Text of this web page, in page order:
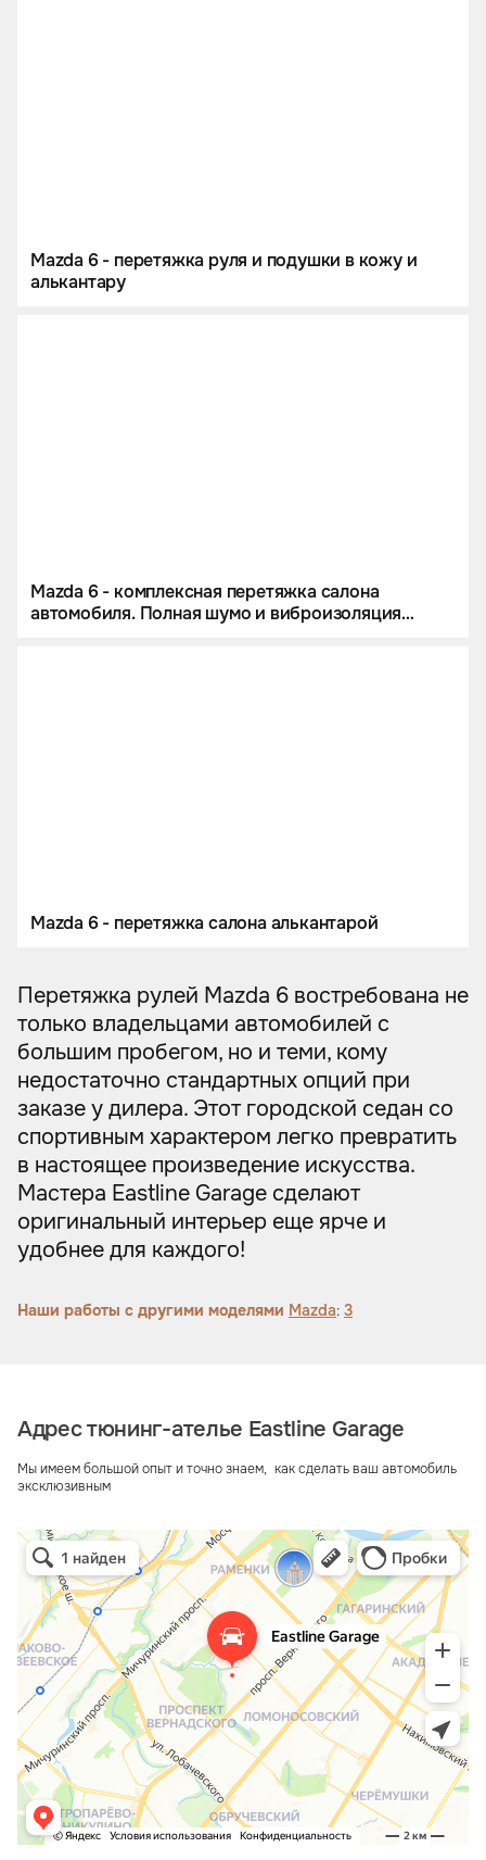
Mazda 6 - перетяжка руля и подушки в кожу и
алькантару
Mazda 6 - комплексная перетяжка салона
автомобиля. Полная шумо и виброизоляция
Mazda 6 - перетяжка салона алькантарой
Перетяжка рулей Mazda 6 востребована не
только владельцами автомобилей с
большим пробегом, но и теми, кому
недостаточно стандартных опций при
заказе у дилера. Этот городской седан со
спортивным характером легко превратить
в настоящее произведение искусства.
Мастера Eastline Garage сделают
оригинальный интерьер еще ярче и
удобнее для каждого!
Наши работы с другими моделями Mazda: 3
Адрес тюнинг-ателье Eastline Garage
Мы имеем большой опыт и точно знаем, как сделать ваш автомобиль
эксклюзивным